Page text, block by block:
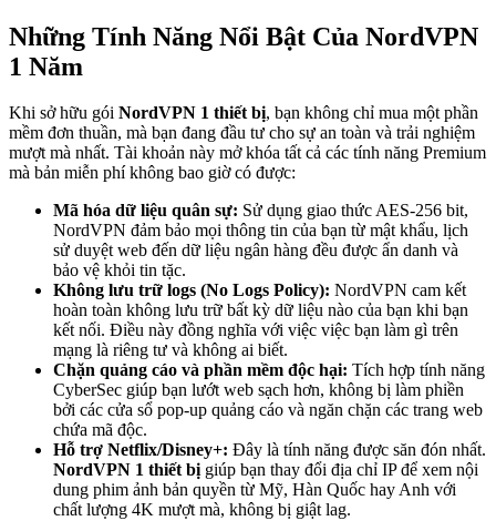
Những Tính Năng Nổi Bật Của NordVPN
1 Năm
Khi sở hữu gói NordVPN 1 thiết bị, bạn không chỉ mua một phần
mềm đơn thuần, mà bạn đang đầu tư cho sự an toàn và trải nghiệm
mượt mà nhất. Tài khoản này mở khóa tất cả các tính năng Premium
mà bản miễn phí không bao giờ có được:
Mã hóa dữ liệu quân sự: Sử dụng giao thức AES-256 bit,
NordVPN đảm bảo mọi thông tin của bạn từ mật khẩu, lịch
sử duyệt web đến dữ liệu ngân hàng đều được ẩn danh và
bảo vệ khỏi tin tặc.
Không lưu trữ logs (No Logs Policy): NordVPN cam kết
hoàn toàn không lưu trữ bất kỳ dữ liệu nào của bạn khi bạn
kết nối. Điều này đồng nghĩa với việc việc bạn làm gì trên
mạng là riêng tư và không ai biết.
Chặn quảng cáo và phần mềm độc hại: Tích hợp tính năng
CyberSec giúp bạn lướt web sạch hơn, không bị làm phiền
bởi các cửa sổ pop-up quảng cáo và ngăn chặn các trang web
chứa mã độc.
Hỗ trợ Netflix/Disney+: Đây là tính năng được săn đón nhất.
NordVPN 1 thiết bịgiúp bạn thay đổi địa chỉ IP để xem nội
dung phim ảnh bản quyền từ Mỹ, Hàn Quốc hay Anh với
chất lượng 4K mượt mà, không bị giật lag.